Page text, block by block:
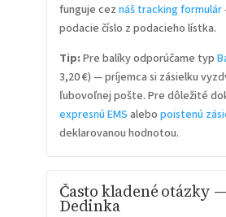
funguje cez náš tracking formulár
podacie číslo z podacieho lístka.
Tip: Pre balíky odporúčame typ
3,20 €) — príjemca si zásielku
ľubovoľnej pošte. Pre dôležité
expresnú EMS alebo poistenú
deklarovanou hodnotou.
Často kladené otázky
Dedinka